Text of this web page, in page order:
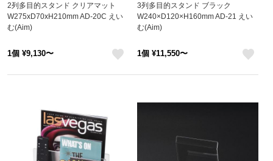
2列多目的スタンド クリアマット
W275xD70xH210mm AD-20C えい
む(Aim)
1個 ¥9,130〜
3列多目的スタンド ブラック
W240×D120×H160mm AD-21 えい
む(Aim)
1個 ¥11,550〜